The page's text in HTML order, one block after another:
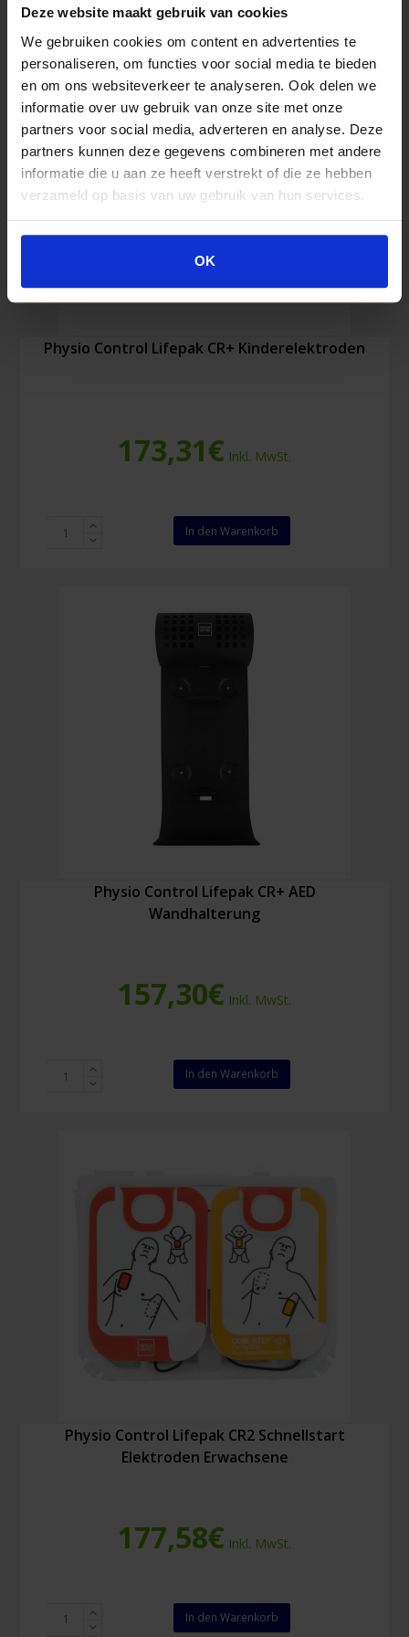
Deze website maakt gebruik van cookies
We gebruiken cookies om content en advertenties te
personaliseren, om functies voor social media te bieden
en om ons websiteverkeer te analyseren. Ook delen we
informatie over uw gebruik van onze site met onze
partners voor social media, adverteren en analyse. Deze
partners kunnen deze gegevens combineren met andere
informatie die u aan ze heeft verstrekt of die ze hebben
verzameld op basis van uw gebruik van hun services.
OK
Lifepak
CR2
Lithiumbatterie
Physio Control Lifepak CR+ Kinderelektroden
173,31€ Inkl. MwSt.
In den Warenkorb
Physio Control Lifepak CR+ AED
Wandhalterung
157,30€ Inkl. MwSt.
In den Warenkorb
Physio Control Lifepak CR2 Schnellstart
Elektroden Erwachsene
177,58€ Inkl. MwSt.
Physio
In den Warenkorb